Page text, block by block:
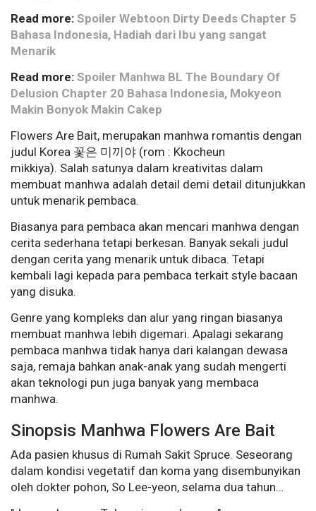
Read more: Spoiler Webtoon Dirty Deeds Chapter 5
Bahasa Indonesia, Hadiah dari Ibu yang sangat
Menarik
Read more: Spoiler Manhwa BL The Boundary Of
Delusion Chapter 20 Bahasa Indonesia, Mokyeon
Makin Bonyok Makin Cakep
Flowers Are Bait, merupakan manhwa romantis dengan
judul Korea 꽃은 미끼야 (rom : Kkocheun
mikkiya). Salah satunya dalam kreativitas dalam
membuat manhwa adalah detail demi detail ditunjukkan
untuk menarik pembaca.
Biasanya para pembaca akan mencari manhwa dengan
cerita sederhana tetapi berkesan. Banyak sekali judul
dengan cerita yang menarik untuk dibaca. Tetapi
kembali lagi kepada para pembaca terkait style bacaan
yang disuka.
Genre yang kompleks dan alur yang ringan biasanya
membuat manhwa lebih digemari. Apalagi sekarang
pembaca manhwa tidak hanya dari kalangan dewasa
saja, remaja bahkan anak-anak yang sudah mengerti
akan teknologi pun juga banyak yang membaca
manhwa.
Sinopsis Manhwa Flowers Are Bait
Ada pasien khusus di Rumah Sakit Spruce. Seseorang
dalam kondisi vegetatif dan koma yang disembunyikan
oleh dokter pohon, So Lee-yeon, selama dua tahun…